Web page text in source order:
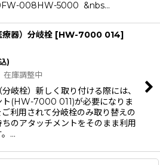
008HW-5000 &nbs…
療器）分岐栓 [HW-7000 014]
)
庫調整中
岐栓）新しく取り付ける際には、
ト(HW-7000 011)が必要になりま
利用されて分岐栓のみ取り替えの
のアタッチメントをそのまま利用
。…